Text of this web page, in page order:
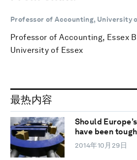
Professor of Accounting, University
Professor of Accounting, Essex
University of Essex
最热内容
Should
have been
2014年10月29日